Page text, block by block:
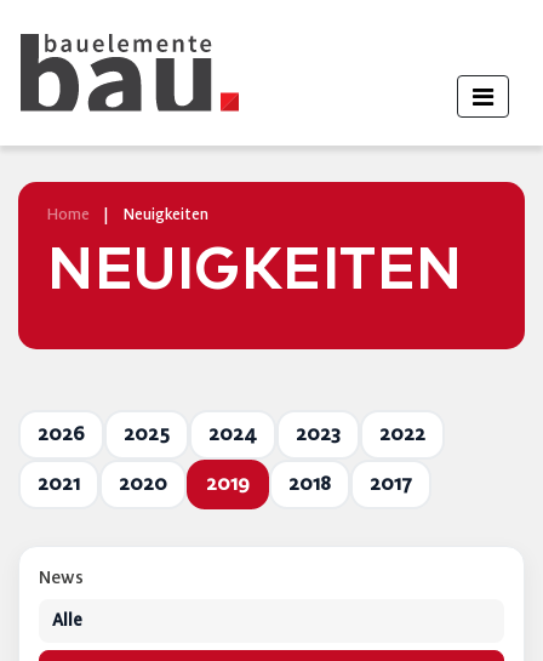
Home Neuigkeiten
NEUIGKEITEN
2026 2025 2024 2023 2022
2021 2020 2019 2018 2017
News
Alle